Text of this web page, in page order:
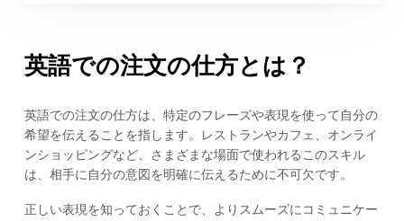
英語での注文の仕方とは？
英語での注文の仕方は、特定のフレーズや表現を使って自分の
希望を伝えることを指します。レストランやカフェ、オンライ
ンショッピングなど、さまざまな場面で使われるこのスキル
は、相手に自分の意図を明確に伝えるために不可欠です。
正しい表現を知っておくことで、よりスムーズにコミュニケー